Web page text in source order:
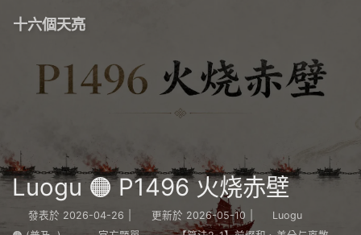
十六個天亮
Luogu 🟠 P1496 火烧赤壁
發表於 2026-04-26 更新於 2026-05-10
Luogu